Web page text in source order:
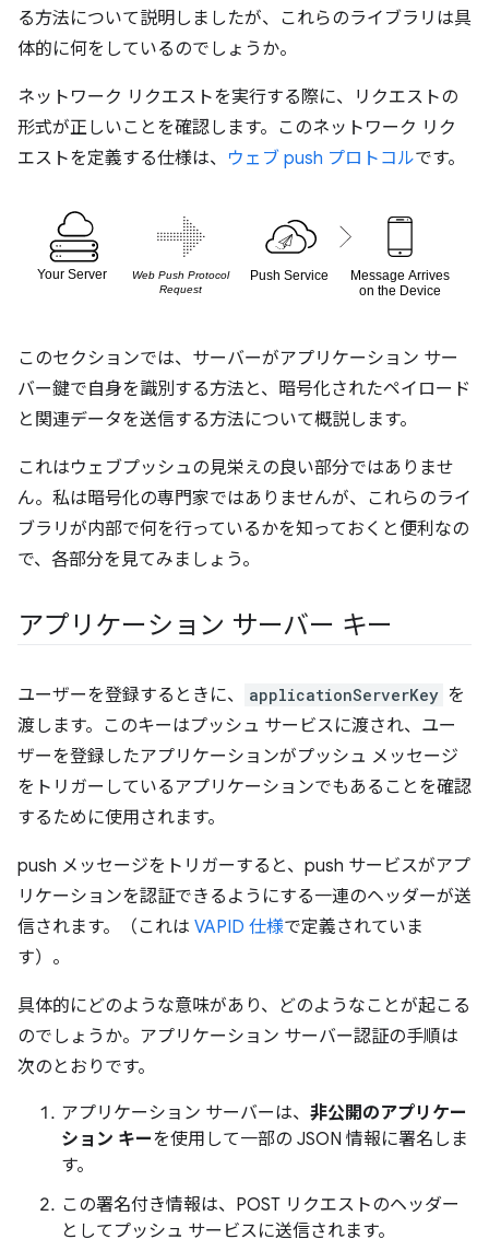
る方法について説明しましたが、これらのライブラリは具
体的に何をしているのでしょうか。
ネットワーク リクエストを実行する際に、リクエストの
形式が正しいことを確認します。このネットワーク リク
エストを定義する仕様は、 ウェブ push プロトコルです。
このセクションでは、サーバーがアプリケーション サー
バー鍵で自身を識別する方法と、暗号化されたペイロード
と関連データを送信する方法について概説します。
これはウェブプッシュの見栄えの良い部分ではありませ
ん。私は暗号化の専門家ではありませんが、これらのライ
ブラリが内部で何を行っているかを知っておくと便利なの
で、各部分を見てみましょう。
アプリケーション サーバー キー
ユーザーを登録するときに、 applicationServerKey を
渡します。このキーはプッシュ サービスに渡され、ユー
ザーを登録したアプリケーションがプッシュ メッセージ
をトリガーしているアプリケーションでもあることを確認
するために使用されます。
push メッセージをトリガーすると、push サービスがアプ
リケーションを認証できるようにする一連のヘッダーが送
信されます。（これは VAPID 仕様で定義されていま
す）。
具体的にどのような意味があり、どのようなことが起こる
のでしょうか。アプリケーション サーバー認証の手順は
次のとおりです。
アプリケーション サーバーは、 非公開のアプリケー
ション キーを使用して一部の JSON 情報に署名しま
す。
この署名付き情報は、POST リクエストのヘッダー
としてプッシュ サービスに送信されます。